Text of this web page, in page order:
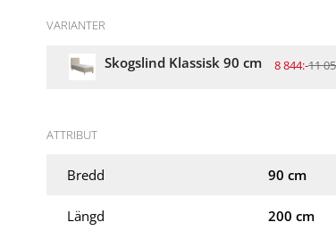
VARIANTER
Skogslind Klassisk 90 cm 8 844:-11
ATTRIBUT
Bredd 90 cm
Längd 200 cm